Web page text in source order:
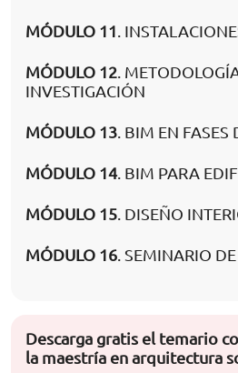
MÓDULO 11.
MÓDULO 12.
INVESTIGACIÓN
MÓDULO 13. BIM EN FASES
MÓDULO 14. BIM PARA
MÓDULO 15. DISEÑO
MÓDULO 16. SEMINARIO DE
Descarga gratis el temario
la maestría en arquitectura